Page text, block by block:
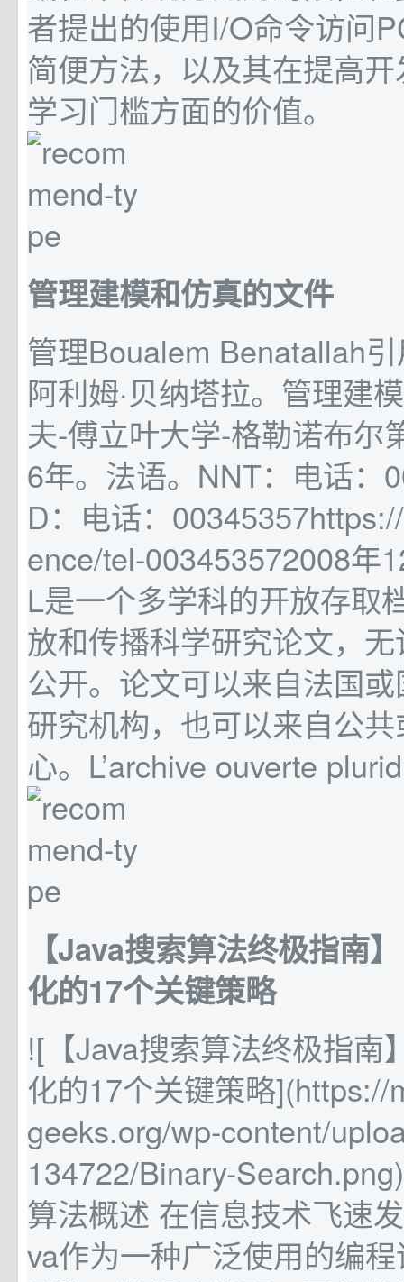
者提出的使用I/O命令访问
简便方法，以及其在提高
学习门槛方面的价值。
管理建模和仿真的文件
管理Boualem Benatallah
阿利姆·贝纳塔拉。管理建
夫-傅立叶大学-格勒诺布尔
6年。法语。NNT：电话：
D：电话：
ence/tel-003453572008年
L是一个多学科的开放存取
放和传播科学研究论文，
公开。论文可以来自法国
研究机构，也可以来自公
心。L’archive ouverte
【Java搜索算法终极指南
化的17个关键策略
![【Java搜索算法终极指南
化的17个关键策略](https://
geeks.org/wp-content/
134722/Binary-
算法概述 在信息技术飞速
va作为一种广泛使用的编